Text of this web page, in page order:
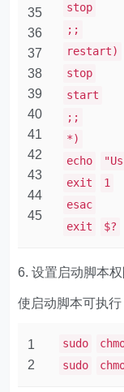
35
36
37
38
39
40
41
42
43
44
45
stop
;;
restart)
stop
start
;;
*)
echo
exit
1
esac
exit
$?
6. 设置启动脚本
使启动脚本可执行
1
2
sudo
sudo